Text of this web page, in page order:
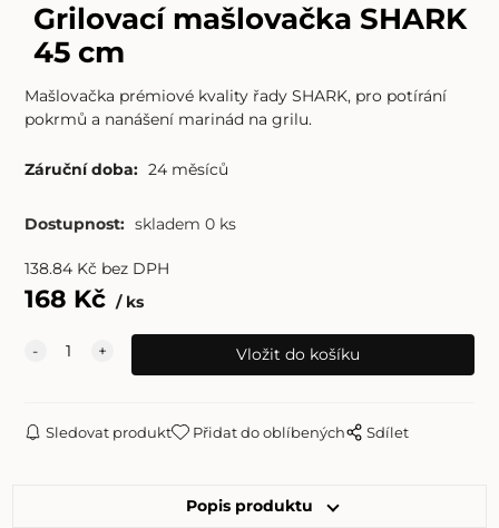
Grilovací mašlovačka SHARK
45 cm
Mašlovačka prémiové kvality řady SHARK, pro potírání
pokrmů a nanášení marinád na grilu.
Záruční doba: 24 měsíců
Dostupnost: skladem 0 ks
138.84Kč bez DPH
168 Kč ks
Sledovat produkt Přidat do oblíbených Sdílet
Popis produktu